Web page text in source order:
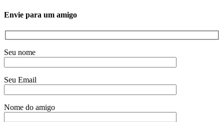
Envie para um amigo
Seu nome
Seu Email
Nome do amigo